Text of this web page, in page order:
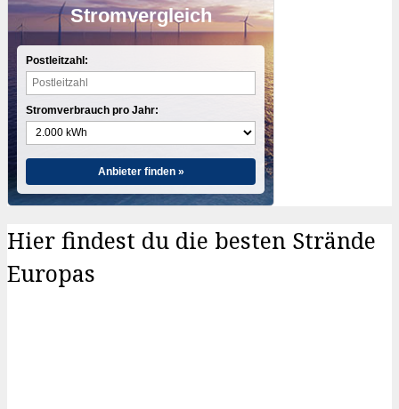
Stromvergleich
Postleitzahl:
Stromverbrauch pro Jahr:
Anbieter finden »
Hier findest du die besten Strände
Europas